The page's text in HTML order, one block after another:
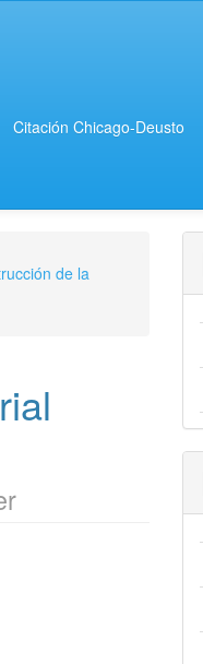
Citación Chicago-Deusto
de la